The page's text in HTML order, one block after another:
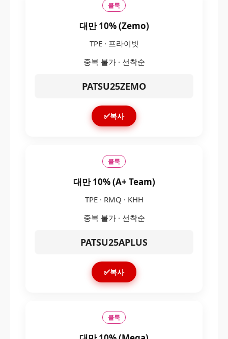
클룩
대만 10% (Zemo)
TPE · 프라이빗
중복 불가 · 선착순
PATSU25ZEMO
✅복사
클룩
대만 10% (A+ Team)
TPE · RMQ · KHH
중복 불가 · 선착순
PATSU25APLUS
✅복사
클룩